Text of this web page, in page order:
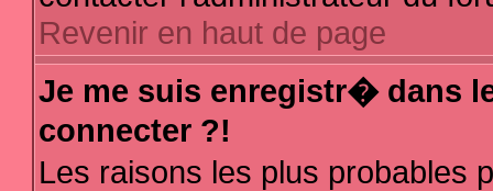
Revenir en haut de page
Je me suis enregistr� dans
connecter ?!
Les raisons les plus probables